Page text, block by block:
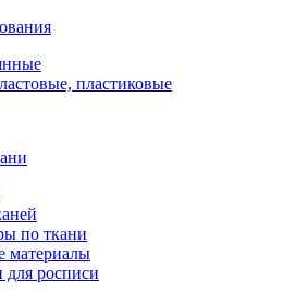
пластиковые
по ткани
материалы
для росписи